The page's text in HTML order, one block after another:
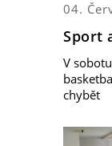
04.
Sport
V
chybět